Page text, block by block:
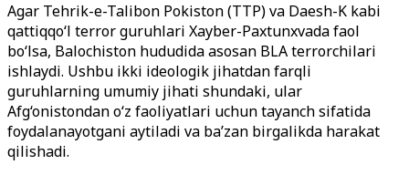
Agar Tehrik-e-Talibon Pokiston (TTP) va Daesh-K kabi
qattiqqo‘l terror guruhlari Xayber-Paxtunxvada faol
bo‘lsa, Balochiston hududida asosan BLA terrorchilari
ishlaydi. Ushbu ikki ideologik jihatdan farqli
guruhlarning umumiy jihati shundaki, ular
Afg‘onistondan o‘z faoliyatlari uchun tayanch sifatida
foydalanayotgani aytiladi va ba’zan birgalikda harakat
qilishadi.